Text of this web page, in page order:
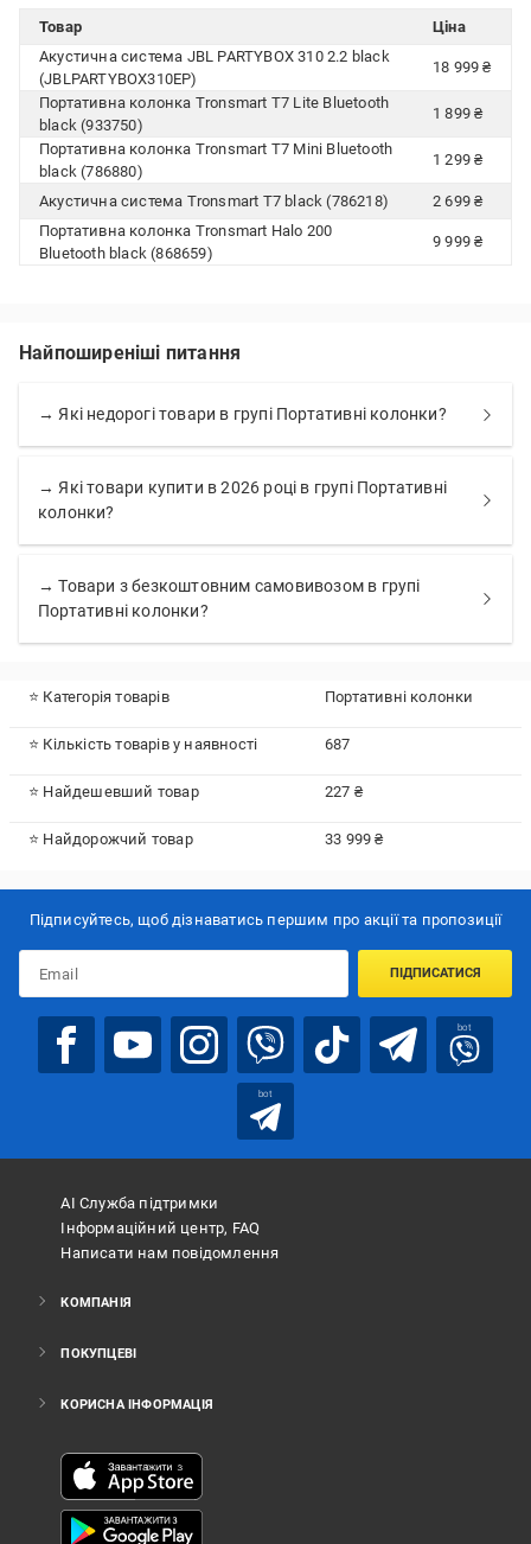
Товар
Ціна
Акустична система JBL PARTYBOX 310 2.2 black
(JBLPARTYBOX310EP)
18 999 ₴
Портативна колонка Tronsmart T7 Lite Bluetooth
black (933750)
1 899 ₴
Портативна колонка Tronsmart T7 Mini Bluetooth
black (786880)
1 299 ₴
Акустична система Tronsmart T7 black (786218)
2 699 ₴
Портативна колонка Tronsmart Halo 200
Bluetooth black (868659)
9 999 ₴
Найпоширеніші питання
→ Які недорогі товари в групі Портативні колонки?
→ Які товари купити в 2026 році в групі Портативні
колонки?
→ Товари з безкоштовним самовивозом в групі
Портативні колонки?
⭐ Категорія товарів Портативні колонки
⭐ Кількість товарів у наявності 687
⭐ Найдешевший товар 227 ₴
⭐ Найдорожчий товар 33 999 ₴
Підписуйтесь, щоб дізнаватись першим про акції та пропозиції
ПІДПИСАТИСЯ
bot
bot
АІ Служба підтримки
Інформаційний центр, FAQ
Написати нам повідомлення
КОМПАНІЯ
ПОКУПЦЕВІ
КОРИСНА ІНФОРМАЦІЯ